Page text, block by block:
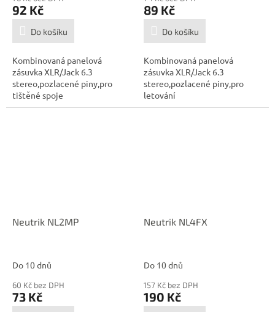
92 Kč
Do košíku
Kombinovaná panelová
zásuvka XLR/Jack 6.3
stereo,pozlacené piny,pro
tištěné spoje
89 Kč
Do košíku
Kombinovaná panelová
zásuvka XLR/Jack 6.3
stereo,pozlacené piny,pro
letování
Neutrik NL2MP
Do 10 dnů
60 Kč bez DPH
73 Kč
Neutrik NL4FX
Do 10 dnů
157 Kč bez DPH
190 Kč